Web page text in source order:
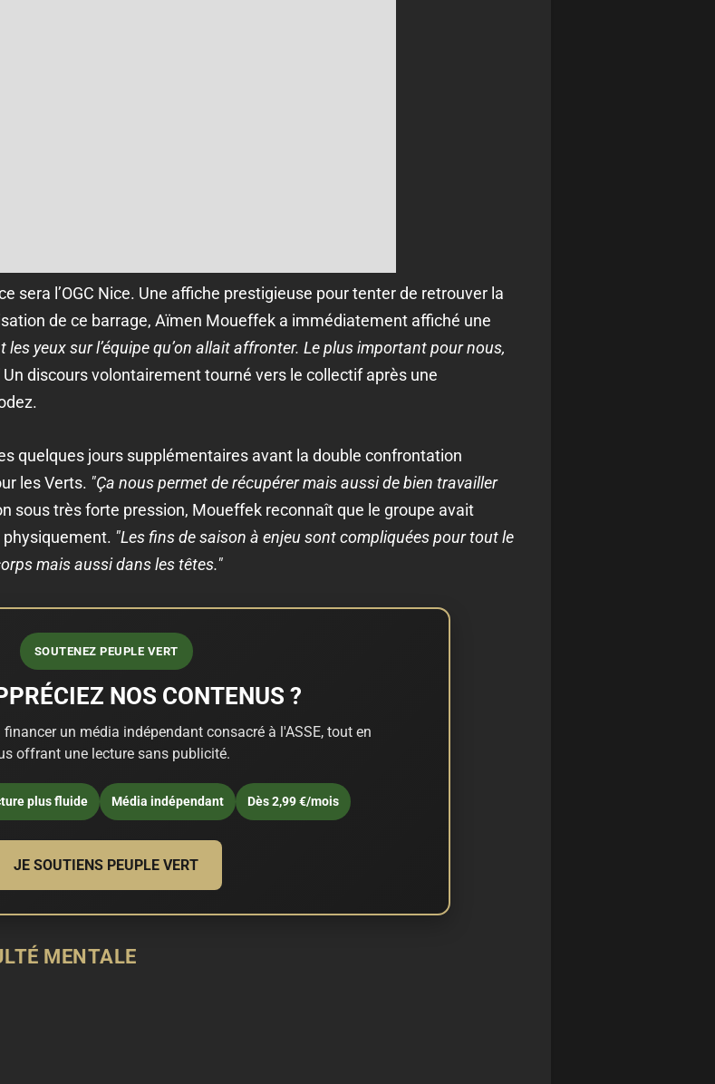
sera l’OGC Nice. Une affiche prestigieuse pour tenter de retrouver la
de ce barrage, Aïmen Moueffek a immédiatement affiché une
les yeux sur l’équipe qu’on allait affronter. Le plus important pour nous,
Un discours volontairement tourné vers le collectif après une
quelques jours supplémentaires avant la double confrontation
les Verts. "Ça nous permet de récupérer mais aussi de bien travailler
sous très forte pression, Moueffek reconnaît que le groupe avait
"Les fins de saison à enjeu sont compliquées pour tout le
mais aussi dans les têtes."
SOUTENEZ PEUPLE VERT
NOS CONTENUS ?
un média indépendant consacré à l'ASSE, tout en
offrant une lecture sans publicité.
plus fluide Média indépendant Dès 2,99 €/mois
JE SOUTIENS PEUPLE VERT
MENTALE